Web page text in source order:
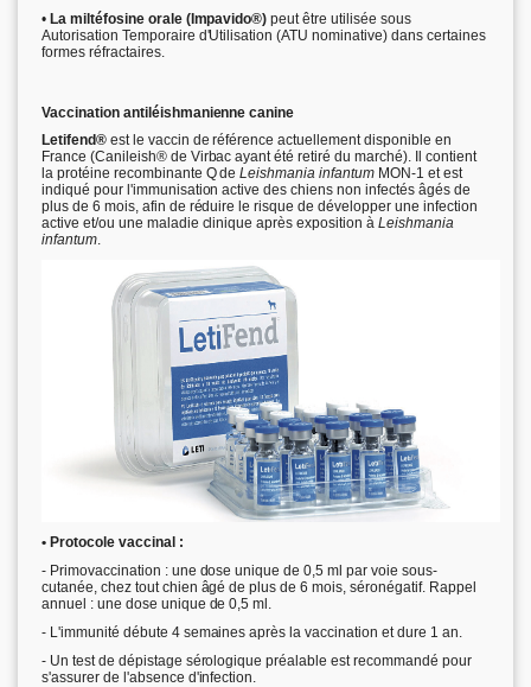
• La miltéfosine orale (Impavido®)peut être utilisée sous
Autorisation Temporaire d'Utilisation (ATU nominative) dans certaines
formes réfractaires.
Vaccination antiléishmanienne canine
Letifend®est le vaccin de référence actuellement disponible en
France (Canileish® de Virbac ayant été retiré du marché). Il contient
la protéine recombinante Q deLeishmania infantum MON-1 et est
indiqué pour l'immunisation active des chiens non infectés âgés de
plus de 6 mois, afin de réduire le risque de développer une infection
active et/ou une maladie clinique après exposition à Leishmania
infantum.
• Protocole vaccinal :
- Primovaccination : une dose unique de 0,5 ml par voie sous-
cutanée, chez tout chien âgé de plus de 6 mois, séronégatif. Rappel
annuel : une dose unique de 0,5 ml.
- L'immunité débute 4 semaines après la vaccination et dure 1 an.
- Un test de dépistage sérologique préalable est recommandé pour
s'assurer de l'absence d'infection.